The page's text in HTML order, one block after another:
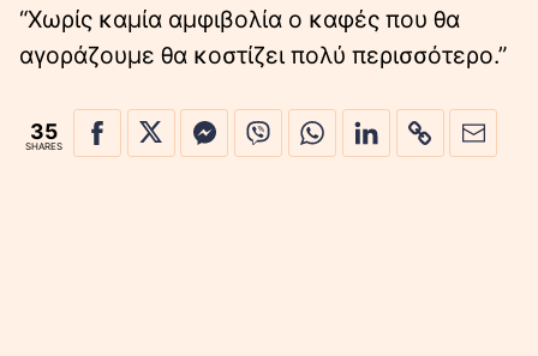
“Χωρίς καμία αμφιβολία ο καφές που θα
αγοράζουμε θα κοστίζει πολύ περισσότερο.”
35
SHARES